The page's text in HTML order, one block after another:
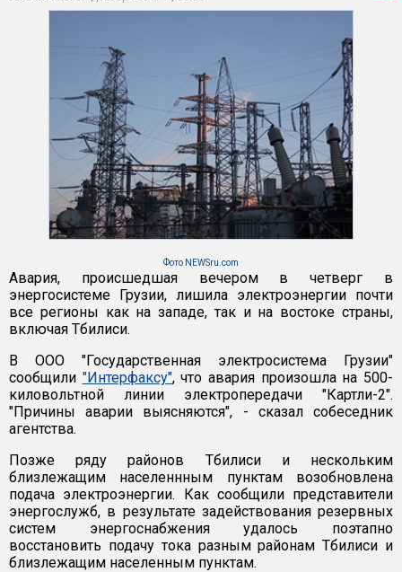
Фото NEWSru.com
Авария, происшедшая вечером в четверг в
энергосистеме Грузии, лишила электроэнергии почти
все регионы как на западе, так и на востоке страны,
включая Тбилиси.
В ООО "Государственная электросистема Грузии"
сообщили "Интерфаксу", что авария произошла на 500-
киловольтной линии электропередачи "Картли-2".
"Причины аварии выясняются", - сказал собеседник
агентства.
Позже ряду районов Тбилиси и нескольким
близлежащим населеннным пунктам возобновлена
подача электроэнергии. Как сообщили представители
энергослужб, в результате задействования резервных
систем энергоснабжения удалось поэтапно
восстановить подачу тока разным районам Тбилиси и
близлежащим населенным пунктам.